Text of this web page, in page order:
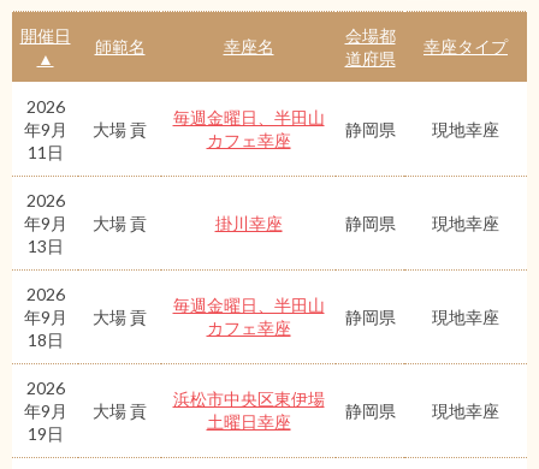
開催日
▲
師範名 幸座名
会場都
道府県
幸座タイプ
2026
年9月
11日
大場 貢
毎週金曜日、半田山
カフェ幸座
静岡県 現地幸座
2026
年9月
13日
大場 貢 掛川幸座 静岡県 現地幸座
2026
年9月
18日
大場 貢
毎週金曜日、半田山
カフェ幸座
静岡県 現地幸座
2026
年9月
19日
大場 貢
浜松市中央区東伊場
土曜日幸座
静岡県 現地幸座